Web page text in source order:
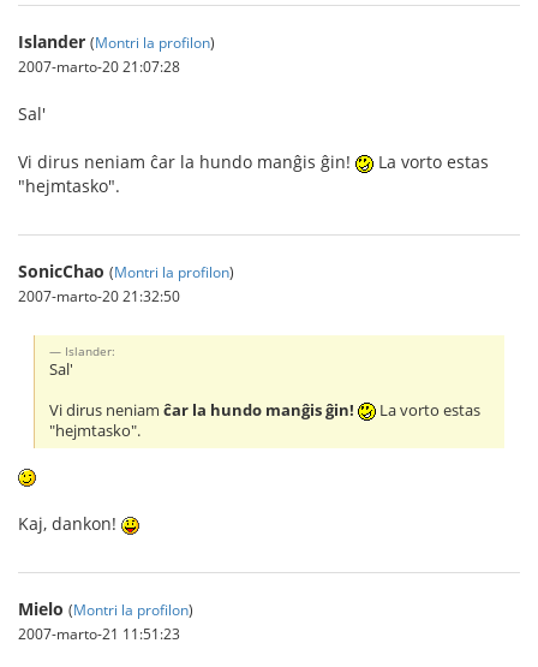
Islander (Montri la profilon)
2007-marto-20 21:07:28
Sal'
Vi dirus neniam ĉar la hundo manĝis ĝin!
La vorto estas
"hejmtasko".
SonicChao (Montri la profilon)
2007-marto-20 21:32:50
Islander:
Sal'
Vi dirus neniamĉar la hundo manĝis ĝin!
La vorto estas
"hejmtasko".
Kaj, dankon!
Mielo (Montri la profilon)
2007-marto-21 11:51:23